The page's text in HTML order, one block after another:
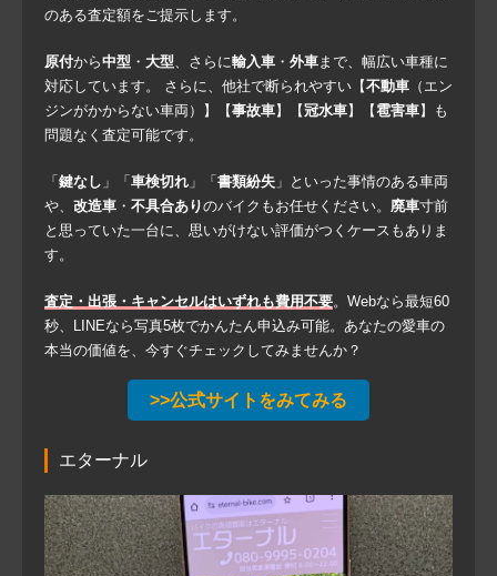
のある査定額をご提示します。
原付から中型 ・ 大型 、さらに輸入車 ・ 外車 まで、幅広い車種に
対応しています。 さらに、他社で断られやすい【不動車 （エン
ジンがかからない車両）】【事故車】【冠水車】【雹害車】も
問題なく査定可能です。
「 鍵なし 」「 車検切れ 」「 書類紛失 」といった事情のある車両
や、 改造車 ・ 不具合ありのバイクもお任せください。 廃車寸前
と思っていた一台に、思いがけない評価がつくケースもありま
す。
査定・出張・キャンセルはいずれも費用不要。Webなら最短60
秒、LINEなら写真5枚でかんたん申込み可能。あなたの愛車の
本当の価値を、今すぐチェックしてみませんか？
>>公式サイトをみてみる
エターナル